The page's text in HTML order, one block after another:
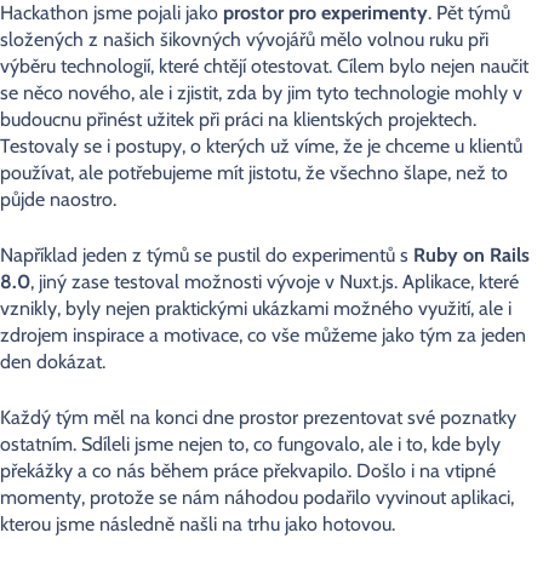
Hackathon jsme pojali jako prostor pro experimenty. Pět týmů
složených z našich šikovných vývojářů mělo volnou ruku při
výběru technologií, které chtějí otestovat. Cílem bylo nejen naučit
se něco nového, ale i zjistit, zda by jim tyto technologie mohly v
budoucnu přinést užitek při práci na klientských projektech.
Testovaly se i postupy, o kterých už víme, že je chceme u klientů
používat, ale potřebujeme mít jistotu, že všechno šlape, než to
půjde naostro.
Například jeden z týmů se pustil do experimentů s Ruby on Rails
8.0, jiný zase testoval možnosti vývoje v Nuxt.js. Aplikace, které
vznikly, byly nejen praktickými ukázkami možného využití, ale i
zdrojem inspirace a motivace, co vše můžeme jako tým za jeden
den dokázat.
Každý tým měl na konci dne prostor prezentovat své poznatky
ostatním. Sdíleli jsme nejen to, co fungovalo, ale i to, kde byly
překážky a co nás během práce překvapilo. Došlo i na vtipné
momenty, protože se nám náhodou podařilo vyvinout aplikaci,
kterou jsme následně našli na trhu jako hotovou.